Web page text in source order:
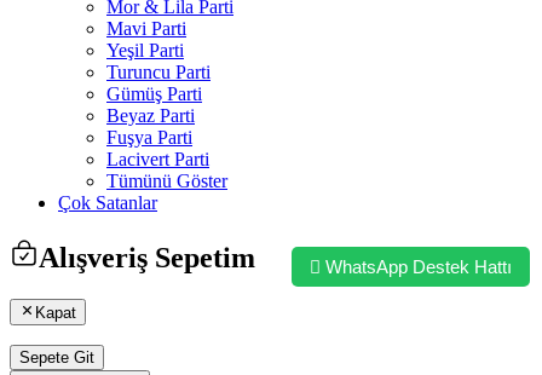
Mor & Lila Parti
Mavi Parti
Yeşil Parti
Turuncu Parti
Gümüş Parti
Beyaz Parti
Fuşya Parti
Lacivert Parti
Tümünü Göster
Çok Satanlar
Alışveriş Sepetim
Kapat
Sepete Git
WhatsApp Destek Hattı